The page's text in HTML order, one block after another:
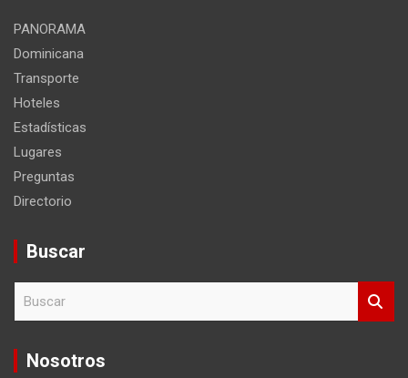
PANORAMA
Dominicana
Transporte
Hoteles
Estadísticas
Lugares
Preguntas
Directorio
Buscar
c
Nosotros